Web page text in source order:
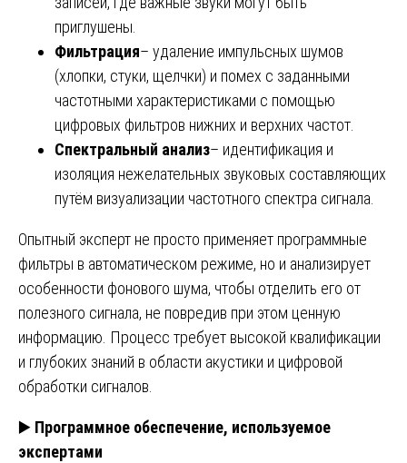
приглушены.
Фильтрация– удаление импульсных шумов
(хлопки, стуки, щелчки) и помех с заданными
частотными характеристиками с помощью
цифровых фильтров нижних и верхних частот.
Спектральный анализ– идентификация и
изоляция нежелательных звуковых составляющих
путём визуализации частотного спектра сигнала.
Опытный эксперт не просто применяет программные
фильтры в автоматическом режиме, но и анализирует
особенности фонового шума, чтобы отделить его от
полезного сигнала, не повредив при этом ценную
информацию. Процесс требует высокой квалификации
и глубоких знаний в области акустики и цифровой
обработки сигналов.
▶️ Программное обеспечение, используемое
экспертами